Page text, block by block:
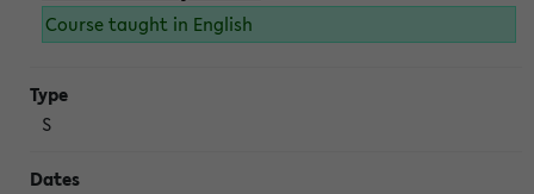
Course taught in English
S